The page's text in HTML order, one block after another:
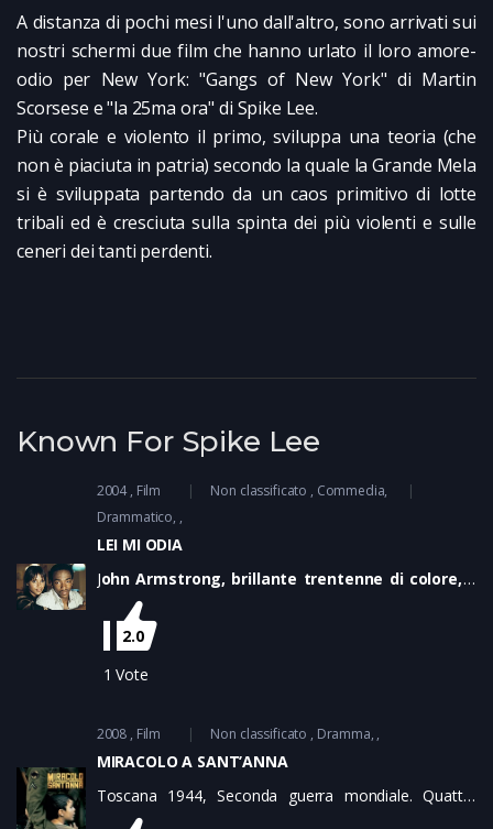
A distanza di pochi mesi l'uno dall'altro, sono arrivati sui
nostri schermi due film che hanno urlato il loro amore-
odio per New York: "Gangs of New York" di Martin
Scorsese e "la 25ma ora" di Spike Lee.
Più corale e violento il primo, sviluppa una teoria (che
non è piaciuta in patria) secondo la quale la Grande Mela
si è sviluppata partendo da un caos primitivo di lotte
tribali ed è cresciuta sulla spinta dei più violenti e sulle
ceneri dei tanti perdenti.
Known For Spike Lee
2004 Film Non classificato Commedia,
Drammatico
LEI MI ODIA
John Armstrong, brillante trentenne di colore, è
un manager in carriera. La sua vita cambia
drasticamente quando, scoperte le
malversazioni dei dirigenti della sua società,
decide di denunciarli. In un colpo solo perde
fidanzata, scopertasi omosessuale: fecondare
lei e la sua compagna a pagamento. È l’inizio di
un nuovo e redditizio business...
2.0
1 Vote
2008 Film Non classificato Dramma
MIRACOLO A SANT’ANNA
Toscana 1944, Seconda guerra mondiale. Quattro
soldati americani appartenenti alla 92esima Divisione